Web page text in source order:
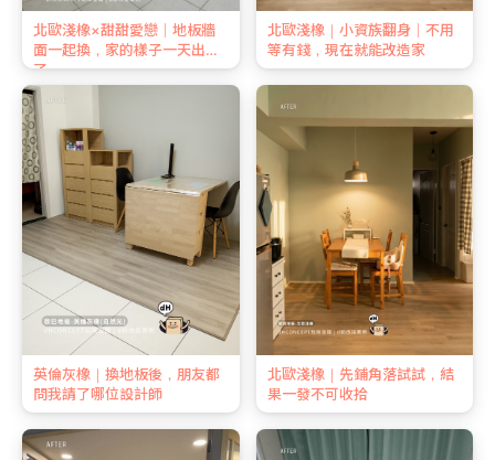
北歐淺橡×甜甜愛戀｜地板牆
面一起換，家的樣子一天出來
了
北歐淺橡｜小資族翻身｜不用
等有錢，現在就能改造家
英倫灰橡｜換地板後，朋友都
問我請了哪位設計師
北歐淺橡｜先鋪角落試試，結
果一發不可收拾